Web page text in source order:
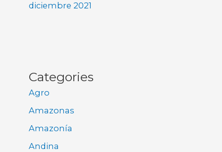
diciembre 2021
Categories
Agro
Amazonas
Amazonía
Andina